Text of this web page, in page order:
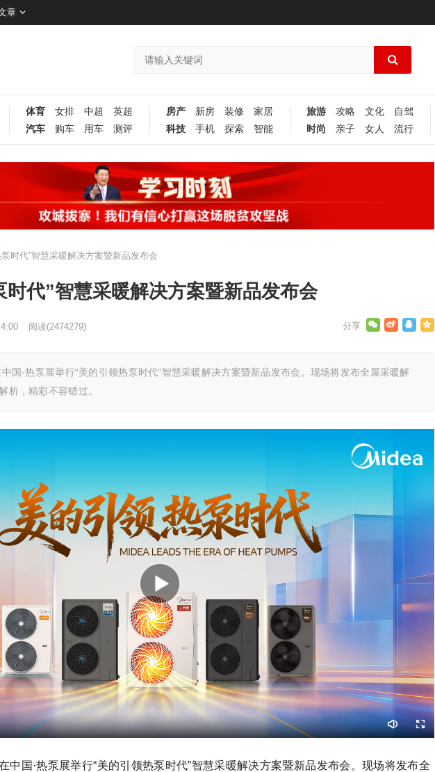
章
体育 女排 中超
英超
汽车
购车 用车 测评
房产 新房 装修
家居
科技
手机 探索 智能
旅游 攻略 文化
自驾
时尚
亲子 女人 流行
时代”智慧采暖解决方案暨新品发布会
时代”智慧采暖解决方案暨新品发布会
阅读(2474279)
国·热泵展举行“美的引领热泵时代”智慧采暖解决方案暨新品发布会。现场将发布全屋采暖解
析，精彩不容错过。
中国·热泵展举行“美的引领热泵时代”智慧采暖解决方案暨新品发布会。现场将发布全